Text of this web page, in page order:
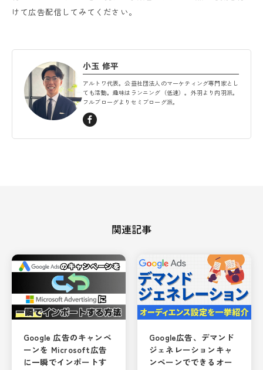
けて広告配信してみてください。
小玉 修平
アルトワ代表。公益社団法人のマーケティング専門家とし
ても活動。趣味はランニング（低速）。外羽より内羽派。
フルブローグよりセミブローグ派。
関連記事
Google 広告のキャンペ
ーンを Microsoft広告
に一瞬でインポートす
Google広告、デマンド
ジェネレーションキャ
ンペーンでできるオー